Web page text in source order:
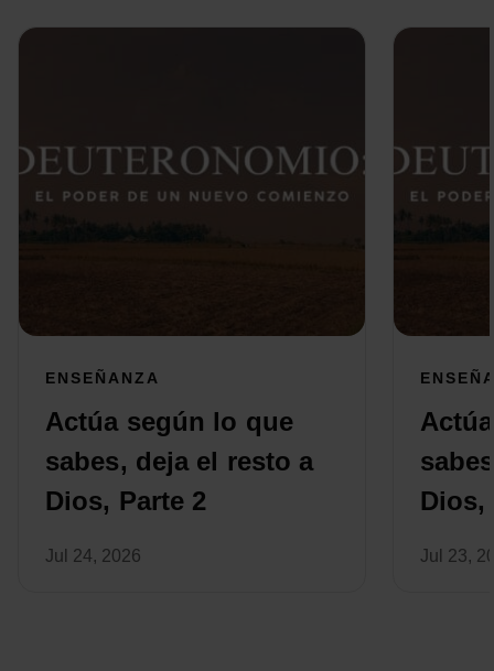
ENSEÑANZA
Actúa según lo que
sabes, deja el resto a
Dios, Parte 2
Jul 24, 2026
Dios,
Jul 23,